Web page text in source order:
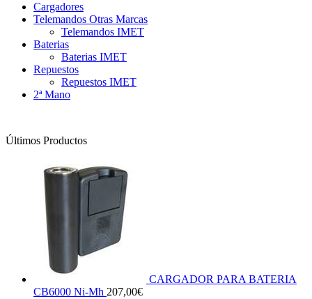
Cargadores
Telemandos Otras Marcas
Telemandos IMET
Baterias
Baterias IMET
Repuestos
Repuestos IMET
2ª Mano
Últimos Productos
CARGADOR PARA BATERIA
CB6000 Ni-Mh 207,00€